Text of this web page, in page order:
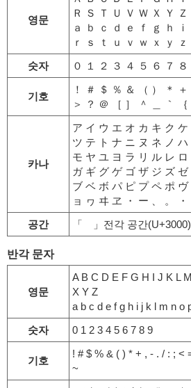
영문
Ｒ Ｓ Ｔ Ｕ Ｖ Ｗ Ｘ Ｙ Ｚ
ａ ｂ ｃ ｄ ｅ ｆ ｇ ｈ
ｒ ｓ ｔ ｕ ｖ ｗ ｘ ｙ ｚ
숫자
０ １ ２ ３ ４ ５ ６ ７ ８
기호
！ ＃ ＄ ％ ＆ （ ） ＊
＞ ？ ＠ ［ ］ ＾ ＿ ｀ ｛
카나
ア イ ウ エ オ カ キ ク
ツ テ ト ナ ニ ヌ ネ ノ
モ ヤ ユ ヨ ラ リ ル レ ロ
ガ ギ グ ゲ ゴ ザ ジ ズ
ブ ベ ボ パ ピ プ ペ ポ
ョ ヮ ヰ ヱ ・ ー 、 。 ・
공간
「 」전각 공간(U+3000)
반각 문자
영문
A B C D E F G H I J K L
X Y Z
a b c d e f g h i j k l m n o
숫자
0 1 2 3 4 5 6 7 8 9
기호
! # $ % & ( ) * + , - . / : ; <
~